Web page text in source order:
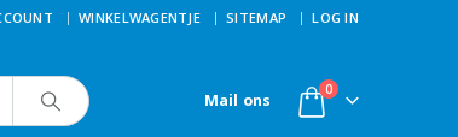
WINKELWAGENTJE SITEMAP LOG IN
Mail ons
0